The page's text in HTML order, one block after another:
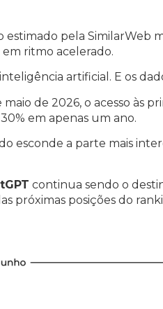
estimado pela SimilarWeb
ritmo acelerado.
artificial. E os
de 2026, o acesso às
em apenas um ano.
esconde a parte mais
continua sendo o
próximas posições do